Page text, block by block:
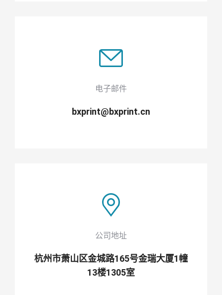
电子邮件
bxprint@bxprint.cn
公司地址
杭州市萧山区金城路165号金瑞大厦1幢
13楼1305室